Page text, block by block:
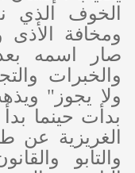
الخوف الذي
ومخافة الأذى
صار اسمه
والخبرات
ولا يجوز"
بدأت حينما
الغريزية عن
والتابو